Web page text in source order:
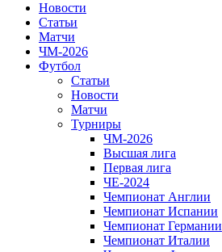
Новости
Статьи
Матчи
ЧМ-2026
Футбол
Статьи
Новости
Матчи
Турниры
ЧМ-2026
Высшая лига
Первая лига
ЧЕ-2024
Чемпионат Англии
Чемпионат Испании
Чемпионат Германии
Чемпионат Италии